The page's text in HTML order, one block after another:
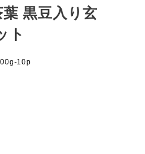
黒豆入り玄
ト
10p